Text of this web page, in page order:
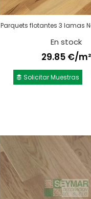
Parquets flotantes 3 lamas
En stock
29.85 €/m²
Solicitar Muestras